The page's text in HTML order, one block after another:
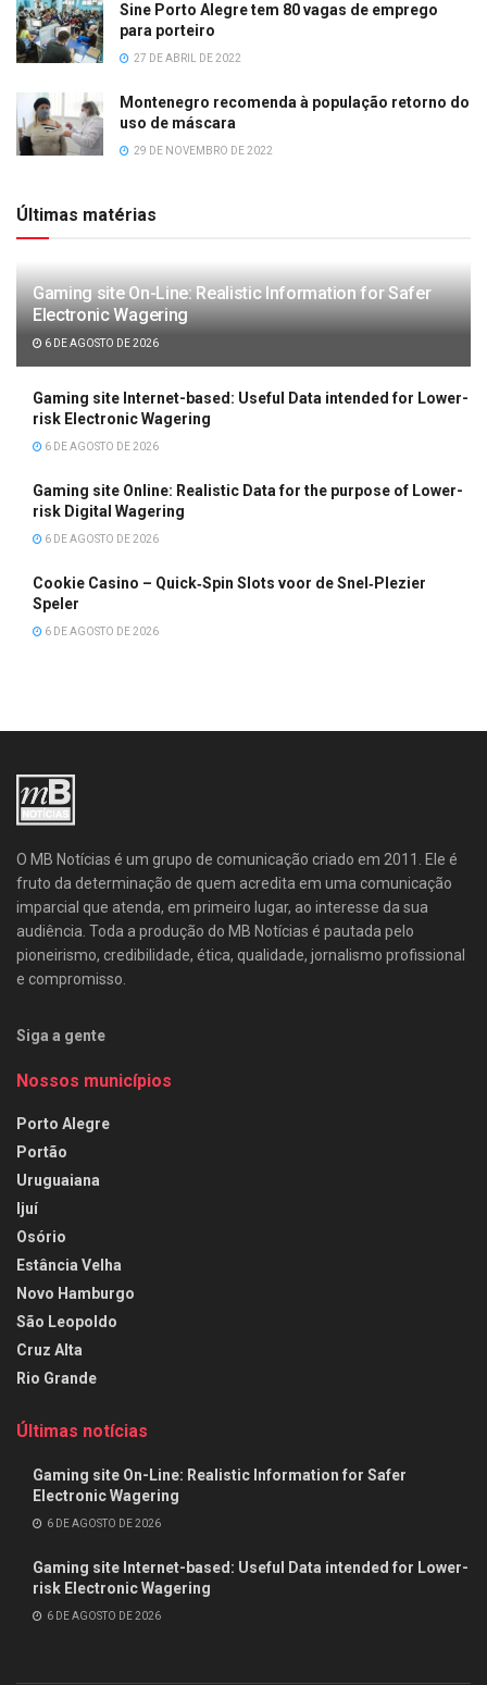
Sine Porto Alegre tem 80 vagas de emprego
para porteiro
27 DE ABRIL DE 2022
Montenegro recomenda à população retorno do
uso de máscara
29 DE NOVEMBRO DE 2022
Últimas matérias
Gaming site On-Line: Realistic Information for Safer
Electronic Wagering
6 DE AGOSTO DE 2026
Gaming site Internet-based: Useful Data intended for Lower-
risk Electronic Wagering
6 DE AGOSTO DE 2026
Gaming site Online: Realistic Data for the purpose of Lower-
risk Digital Wagering
6 DE AGOSTO DE 2026
Cookie Casino – Quick‑Spin Slots voor de Snel‑Plezier
Speler
6 DE AGOSTO DE 2026
O MB Notícias é um grupo de comunicação criado em 2011. Ele é
fruto da determinação de quem acredita em uma comunicação
imparcial que atenda, em primeiro lugar, ao interesse da sua
audiência. Toda a produção do MB Notícias é pautada pelo
pioneirismo, credibilidade, ética, qualidade, jornalismo profissional
e compromisso.
Siga a gente
Nossos municípios
Porto Alegre
Portão
Uruguaiana
Ijuí
Osório
Estância Velha
Novo Hamburgo
São Leopoldo
Cruz Alta
Rio Grande
Últimas notícias
Gaming site On-Line: Realistic Information for Safer
Electronic Wagering
6 DE AGOSTO DE 2026
Gaming site Internet-based: Useful Data intended for Lower-
risk Electronic Wagering
6 DE AGOSTO DE 2026